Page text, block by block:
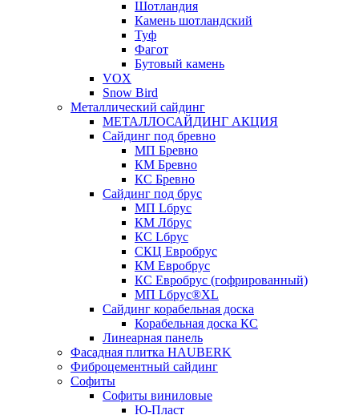
Шотландия
Камень шотландский
Туф
Фагот
Бутовый камень
VOX
Snow Bird
Металлический сайдинг
МЕТАЛЛОСАЙДИНГ АКЦИЯ
Сайдинг под бревно
МП Бревно
КМ Бревно
КС Бревно
Сайдинг под брус
МП Lбрус
КМ Лбрус
КС Lбрус
СКЦ Евробрус
КМ Евробрус
КС Евробрус (гофрированный)
МП Lбрус®XL
Сайдинг корабельная доска
Корабельная доска КС
Линеарная панель
Фасадная плитка HAUBERK
Фиброцементный сайдинг
Софиты
Софиты виниловые
Ю-Пласт